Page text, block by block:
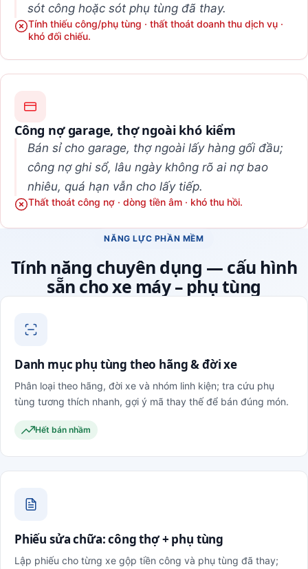
sót công hoặc sót phụ tùng đã thay.
Tính thiếu công/phụ tùng · thất thoát doanh thu dịch vụ ·
khó đối chiếu.
Công nợ garage, thợ ngoài khó kiểm
Bán sỉ cho garage, thợ ngoài lấy hàng gối đầu;
công nợ ghi sổ, lâu ngày không rõ ai nợ bao
nhiêu, quá hạn vẫn cho lấy tiếp.
Thất thoát công nợ · dòng tiền âm · khó thu hồi.
NĂNG LỰC PHẦN MỀM
Tính năng chuyên dụng — cấu hình
sẵn cho xe máy – phụ tùng
Danh mục phụ tùng theo hãng & đời xe
Phân loại theo hãng, đời xe và nhóm linh kiện; tra cứu phụ
tùng tương thích nhanh, gợi ý mã thay thế để bán đúng món.
Hết bán nhầm
Phiếu sửa chữa: công thợ + phụ tùng
Lập phiếu cho từng xe gộp tiền công và phụ tùng đã thay;